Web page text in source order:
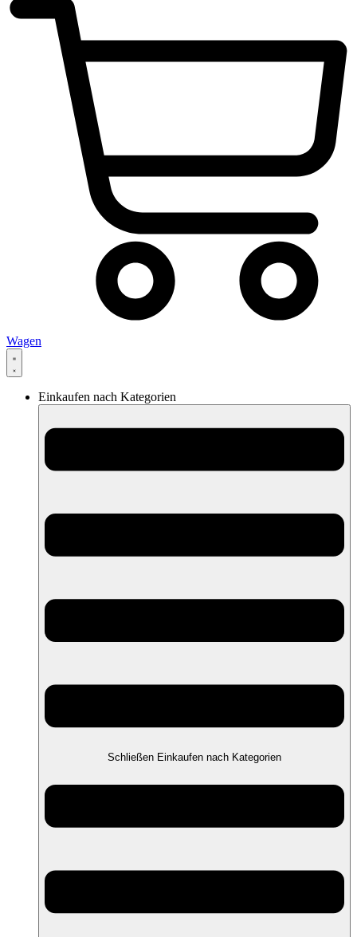
Wagen
Einkaufen nach Kategorien
Schließen Einkaufen nach Kategorien